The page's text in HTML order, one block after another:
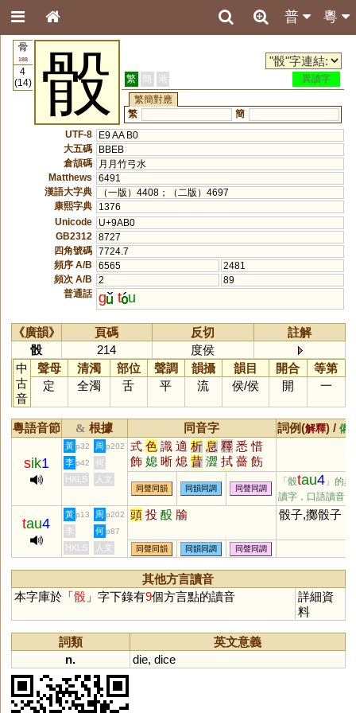
粵
普
骨
188
4
(14)
骰 繁 簡 港
異讀字
繁簡對應
繁
簡
UTF-8
E9 AA B0
大五碼
BBEB
倉頡碼
月月竹弓水
Matthews
6491
漢語大字典
（一版）4408；（二版）4697
康熙字典
1376
Unicode
U+9AB0
GB2312
8727
四角號碼 7724.7
頻序 A/B
6565
2481
頻次 A/B
2
89
普通話 g t u
《廣韻》 頁碼 反切
註解
骰
214
度侯
中
古
音
聲母 清濁 部位 聲調 韻攝 韻目 開合
等第
定
全濁 舌 平 流 侯/侯 開 一
粵語音節 & 根據 同音字 詞例(解釋) / 備
sik1
黃 p32 周 p202 式 色 識 適 析 息 釋 悉 惜
飾 媳 晰 熄 昔 澀 拭 薔 飭
皙 螫 窸 潟 襫 菥 醳 腊 舄
穡 赩 鄎 緆 螅 蒠 瘜 濇 蕮
轖 摵 适 獡
鉽 蝷 鎴
李 p42
何
HKLS
人文
同聲同韻 同韻同調 同聲同調
「骰tau4 」的異
讀字，口語讀音
tau4
黃 p13 周 p202 頭 投 酘 牏 骰子,擲骰子
李 何 p87
HKLS 人文 同聲同韻 同韻同調 同聲同調
其他方言讀音
本字庫於「骰 」字下錄有9個方言點的讀音
詳細資
料
詞類
英文意義
n.
die, dice